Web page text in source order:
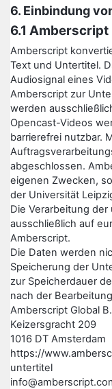
6. Einbindung
6.1 Amberscript
Amberscript
Text und Untertitel.
Audiosignal eines
Amberscript zur
werden
Opencast-Videos
barrierefrei nutzbar.
abgeschlossen.
eigenen Zwecken,
der Universität
Die Verarbeitung
ausschließlich auf
Amberscript.
Die Daten werden
Speicherung der
zur Speicherdauer
nach der
Amberscript Global
Keizersgracht 209
1016 DT Amsterdam
https://
untertitel